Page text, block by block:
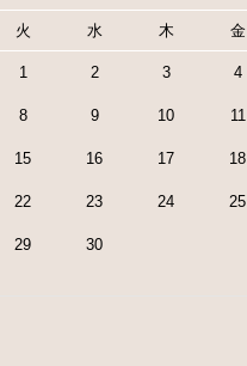
火 水 木 金
1 2 3 4
8 9 10 11
15 16 17 18
22 23 24 25
29 30